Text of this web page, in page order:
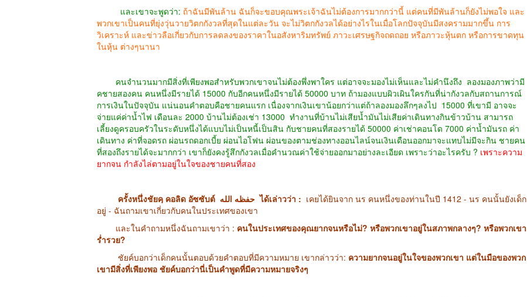
และเขาจะพูดว่า: ถ้าฉันมีพันล้าน ฉันก็จะขอบคุณพระเจ้าฉันไม่ต้องการมากกว่านี้ แต่คนที่มีพันล้านก็ยังไม่พอใจ และ
พวกเขาเป็นคนที่ยุ่งวุ่นวายวิตกกังวลที่สุดในแต่ละวัน จะไม่วิตกกังวลได้อย่างไรในเมื่อโลกปัจจุบันมีสงครามมากขึ้น การ
วิเคราะห์ และข่าวลือเกี่ยวกับการลดลงของราคาในอสังหาริมทรัพย์ ภาวะเศรษฐกิจถดถอย หรือภาวะหุ้นตก หรือการขาดทุน
ในหุ้น ต่างๆนานา
คนจำนวนมากมีสิ่งที่เพียงพอสำหรับพวกเขาจนไม่ต้องพึ่งพาใคร แต่อาจจะมองไม่เห็นและไม่คำนึงถึง ลองมองภาพว่ามี
คชายสองคน คนหนึ่งมีรายได้ 15000 กับอีกคนหนึ่งมีรายได้ 50000 บาท ถ้ามองแบบผิวเผินใครกันที่น่ากังวลกับสถานการณ์
การเงินในปัจจุบัน แน่นอนคำตอบคือชายคนแรก เนื่องจากเงินเขาน้อยกว่าแต่ถ้าลองมองลึกๆลงไป 15000 ที่เขามี อาจจะ
จ่ายแค่ค่าน้ำไฟ เดือนละ 2000 บ้านไม่ต้องเช่า 13000 ทำงานที่บ้านไม่เสียน้ำมันไม่เสียค่าเดินทางกินข้าวบ้าน สามารถ
เลี้ยงดูครอบครัวในระดับหนึ่งได้แบบไม่เป็นหนี้เป็นสิน กับชายคนที่สองรายได้ 50000 ค่าเช่าคอนโด 7000 ค่าน้ำมันรถ ค่า
เดินทาง ค่าที่จอดรถ ผ่อนรถดอกเบี้ย ผ่อนไอโฟน ผ่อนของตามช่องทางออนไลน์จนเงินเดือนออกมาจะแทบไม่มีจะกิน ชายคน
ที่สองถึงรายได้จะมากกว่า เขาก็ยังคงรู้สึกกังวลเมื่อคำนวณค่าใช้จ่ายออกมาอย่างละเอียด เพราะว่าอะไรครับ ? เพราะความ
ยากจน กำลังไล่ตามอยู่ในใจของชายคนที่สอง
ครั้งหนึ่งชัยคฺ คอลิด อัซซับต์ حفظه الله ได้เล่าวว่า : เคยได้ยินจาก นร คนหนึ่งของท่านในปี 1412 - นร คนนั้นยังเด็ก
อยู่ - ฉันถามเขาเกี่ยวกับคนในประเทศของเขา
และในคำถามหนึ่งฉันถามเขาว่า : คนในประเทศของคุณยากจนหรือไม่? หรือพวกเขาอยู่ในสภาพกลางๆ? หรือพวกเขา
ร่ำรวย?
ชัยค์บอกว่าเด็กคนนั้นตอบด้วยคำตอบที่มีความหมาย เขากล่าวว่า: ความยากจนอยู่ในใจของพวกเขา แต่ในมือของพวก
เขามีสิ่งที่เพียงพอ ชัยค์บอกว่านี่เป็นคำพูดที่มีความหมายจริงๆ